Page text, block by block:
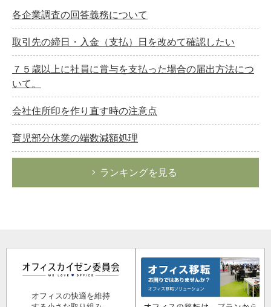
各企業調査の回答義務について
取引先の締日・入金（支払）日を改めて確認したい
７５歳以上に社員に賞与を支払った場合の届出方法につ
いて。
会社住所印を作り直す時の注意点
育児部分休業の端数減額処理
ランキングを見る
オフィスの快適を維持